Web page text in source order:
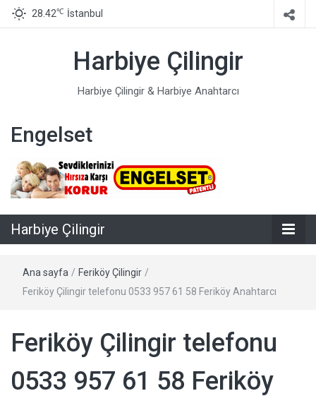
28.42℃ İstanbul
Harbiye Çilingir
Harbiye Çilingir & Harbiye Anahtarcı
Engelset
Harbiye Çilingir
Ana sayfa / Feriköy Çilingir /
Feriköy Çilingir telefonu 0533 957 61 58 Feriköy Anahtarcı
Feriköy Çilingir telefonu
0533 957 61 58 Feriköy